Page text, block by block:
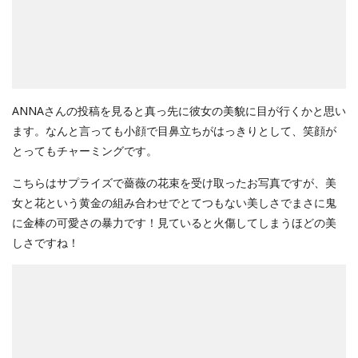
ANNAさんの投稿を見ると真っ先に彼女の美貌に目が行くかと思い
ます。なんと言っても小顔で目鼻立ちがはっきりとして、笑顔が
とってもチャーミングです。
こちらはサプライズで薔薇の花束を受け取ったお写真ですが、美
女と花という黄金の組み合わせでとてつもない美しさでまさに鬼
に金棒の可愛さの暴力です！見ていると火傷してしまうほどの美
しさですね！